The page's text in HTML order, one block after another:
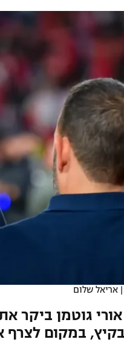
אלקטרה
1 – "מרלן"
1
לבית עסק
הערוצים
| אריאל שלום
בקיץ, במקום